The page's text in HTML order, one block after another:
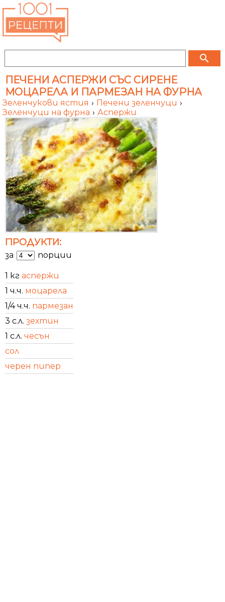
search
ПЕЧЕНИ АСПЕРЖИ СЪС СИРЕНЕ
МОЦАРЕЛА И ПАРМЕЗАН НА ФУРНА
Зеленчукови ястия › Печени зеленчуци ›
Зеленчуци на фурна › Аспержи
ПРОДУКТИ:
за порции
1 кг аспержи
1 ч.ч. моцарела
1/4 ч.ч. пармезан
3 с.л. зехтин
1 с.л. чесън
сол
черен пипер